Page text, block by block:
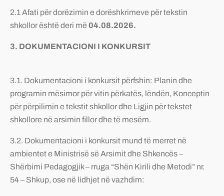
2.1 Afati për dorëzimin e dorëshkrimeve për tekstin
shkollor është deri më 04.08.2026.
3. DOKUMENTACIONI I KONKURSIT
3.1. Dokumentacioni i konkursit përfshin: Planin dhe
programin mësimor për vitin përkatës, lëndën, Konceptin
për përpilimin e tekstit shkollor dhe Ligjin për tekstet
shkollore në arsimin fillor dhe të mesëm.
3.2. Dokumentacioni i konkursit mund të merret në
ambientet e Ministrisë së Arsimit dhe Shkencës –
Shërbimi Pedagogjik – rruga “Shën Kirili dhe Metodi” nr.
54 – Shkup, ose në lidhjet në vazhdim: